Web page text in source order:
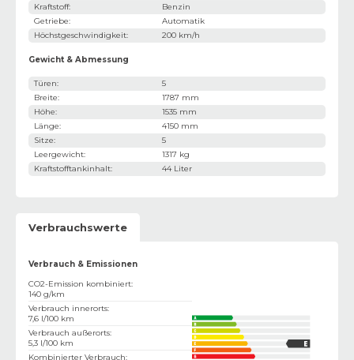
Kraftstoff:
Benzin
Getriebe:
Automatik
Höchstgeschwindigkeit: 200 km/h
Gewicht & Abmessung
Türen:
5
Breite:
1787 mm
Höhe:
1535 mm
Länge:
4150 mm
Sitze:
5
Leergewicht:
1317 kg
Kraftstofftankinhalt: 44 Liter
Verbrauchswerte
Verbrauch & Emissionen
CO2-Emission kombiniert:
140 g/km
Verbrauch innerorts:
7,6 l/100 km
Verbrauch außerorts:
5,3 l/100 km
Kombinierter Verbrauch: